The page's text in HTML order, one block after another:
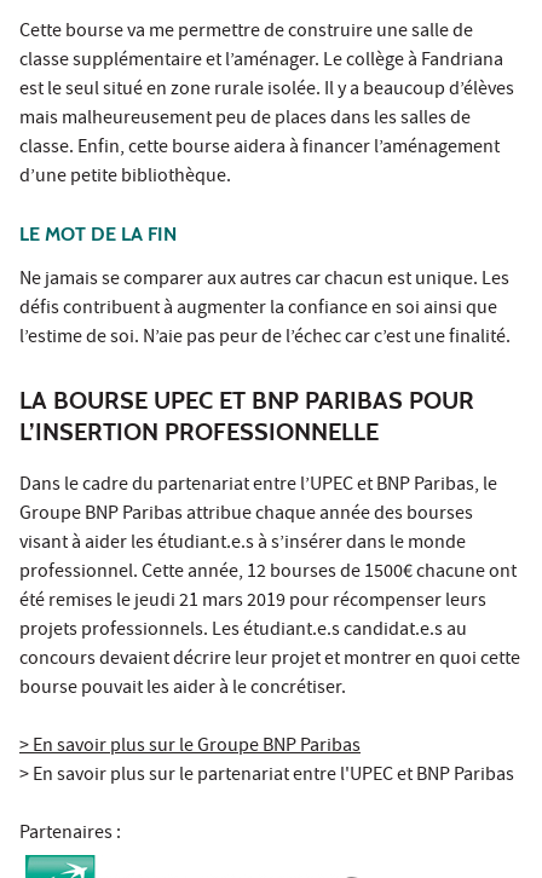
Cette bourse va me permettre de construire une salle de
classe supplémentaire et l’aménager. Le collège à Fandriana
est le seul situé en zone rurale isolée. Il y a beaucoup d’élèves
mais malheureusement peu de places dans les salles de
classe. Enfin, cette bourse aidera à financer l’aménagement
d’une petite bibliothèque.
LE MOT DE LA FIN
Ne jamais se comparer aux autres car chacun est unique. Les
défis contribuent à augmenter la confiance en soi ainsi que
l’estime de soi. N’aie pas peur de l’échec car c’est une finalité.
LA BOURSE UPEC ET BNP PARIBAS POUR
L’INSERTION PROFESSIONNELLE
Dans le cadre du partenariat entre l’UPEC et BNP Paribas, le
Groupe BNP Paribas attribue chaque année des bourses
visant à aider les étudiant.e.s à s’insérer dans le monde
professionnel. Cette année, 12 bourses de 1500€ chacune ont
été remises le jeudi 21 mars 2019 pour récompenser leurs
projets professionnels. Les étudiant.e.s candidat.e.s au
concours devaient décrire leur projet et montrer en quoi cette
bourse pouvait les aider à le concrétiser.
> En savoir plus sur le Groupe BNP Paribas
> En savoir plus sur le partenariat entre l'UPEC et BNP Paribas
Partenaires :